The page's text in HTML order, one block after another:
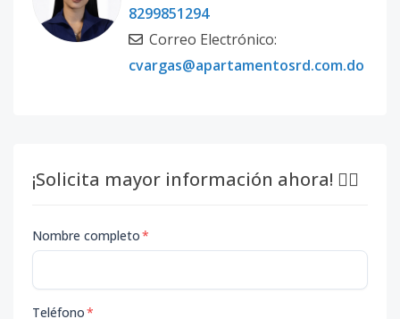
8299851294
Correo Electrónico:
cvargas@apartamentosrd.com.do
¡Solicita mayor información ahora! 👇🏽
Nombre completo*
Teléfono*